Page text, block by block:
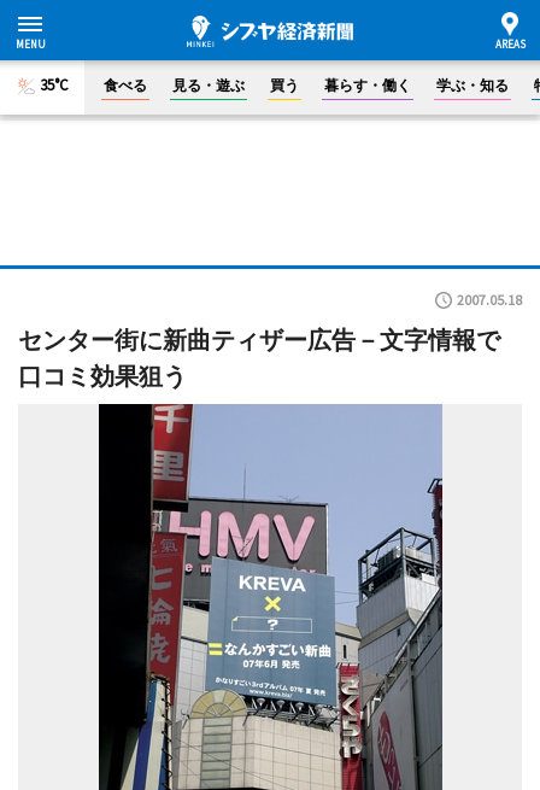
35°C 食べる 見る・遊ぶ 買う 暮らす・働く 学ぶ・知る
2007.05.18
センター街に新曲ティザー広告－文字情報で
口コミ効果狙う